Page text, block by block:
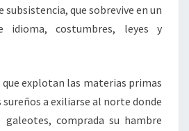
que sobrevive en un
idioma, costumbres, leyes y
explotan las materias primas
a exiliarse al norte donde
comprada su hambre